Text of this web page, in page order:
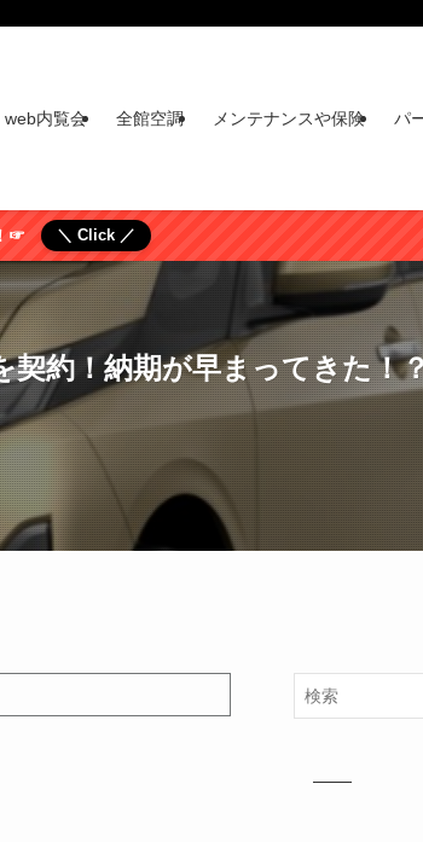
web内覧会 全館空調 メンテナンスや保険 パ
☞ ＼ Click ／
約！納期が早まってきた！